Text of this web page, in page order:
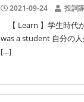
2021-09-24 投詞
【 Learn 】学生時代
was a student 自分の
[…]